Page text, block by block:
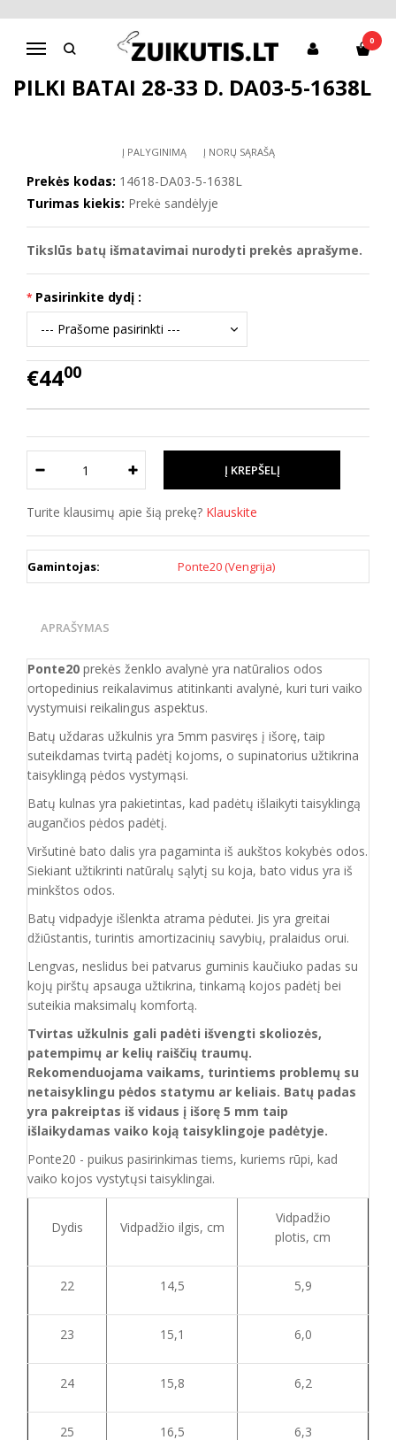
Navigacija
0
Pagrindinis Batai mergaitei
D.D.Step batai mergaitėms
Pilki batai 28-33 d. DA03-5-1638L
PILKI BATAI 28-33 D. DA03-5-1638L
Į PALYGINIMĄ Į NORŲ SĄRAŠĄ
Prekės kodas: 14618-DA03-5-1638L
Turimas kiekis: Prekė sandėlyje
Tikslūs batų išmatavimai nurodyti prekės aprašyme.
Pasirinkite dydį :
€4400
Turite klausimų apie šią prekę? Klauskite
Gamintojas: Ponte20 (Vengrija)
APRAŠYMAS
Ponte20 prekės ženklo avalynė yra natūralios odos
ortopedinius reikalavimus atitinkanti avalynė, kuri turi vaiko
vystymuisi reikalingus aspektus.
Batų uždaras užkulnis yra 5mm pasviręs į išorę, taip
suteikdamas tvirtą padėtį kojoms, o supinatorius užtikrina
taisyklingą pėdos vystymąsi.
Batų kulnas yra pakietintas, kad padėtų išlaikyti taisyklingą
augančios pėdos padėtį.
Viršutinė bato dalis yra pagaminta iš aukštos kokybės odos.
Siekiant užtikrinti natūralų sąlytį su koja, bato vidus yra iš
minkštos odos.
Batų vidpadyje išlenkta atrama pėdutei. Jis yra greitai
džiūstantis, turintis amortizacinių savybių, pralaidus orui.
Lengvas, neslidus bei patvarus guminis kaučiuko padas su
kojų pirštų apsauga užtikrina, tinkamą kojos padėtį bei
suteikia maksimalų komfortą.
Tvirtas užkulnis gali padėti išvengti skoliozės,
patempimų ar kelių raiščių traumų.
Rekomenduojama vaikams, turintiems problemų su
netaisyklingu pėdos statymu ar keliais. Batų padas
yra pakreiptas iš vidaus į išorę 5 mm taip
išlaikydamas vaiko koją taisyklingoje padėtyje.
Ponte20 - puikus pasirinkimas tiems, kuriems rūpi, kad
vaiko kojos vystytųsi taisyklingai.
Dydis Vidpadžio ilgis, cm
Vidpadžio
plotis, cm
22 14,5 5,9
23 15,1 6,0
24 15,8 6,2
25 16,5 6,3